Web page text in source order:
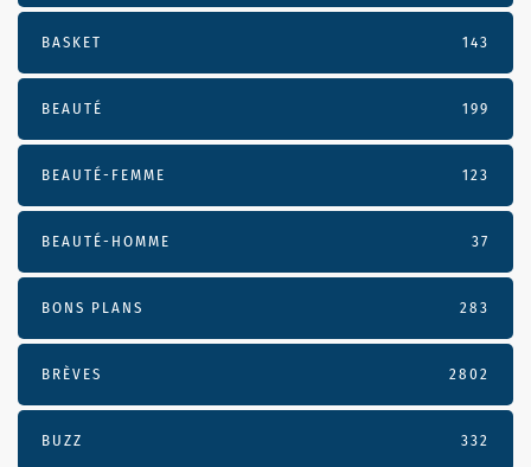
BASKET 143
BEAUTÉ 199
BEAUTÉ-FEMME 123
BEAUTÉ-HOMME 37
BONS PLANS 283
BRÈVES 2802
BUZZ 332